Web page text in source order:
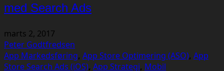
med Search Ads
marts 2, 2017
Peter Godtfredsen
App Markedsføring, App Store Optimering (ASO), App
Store Search Ads (iOS), App Strategi, Mobil